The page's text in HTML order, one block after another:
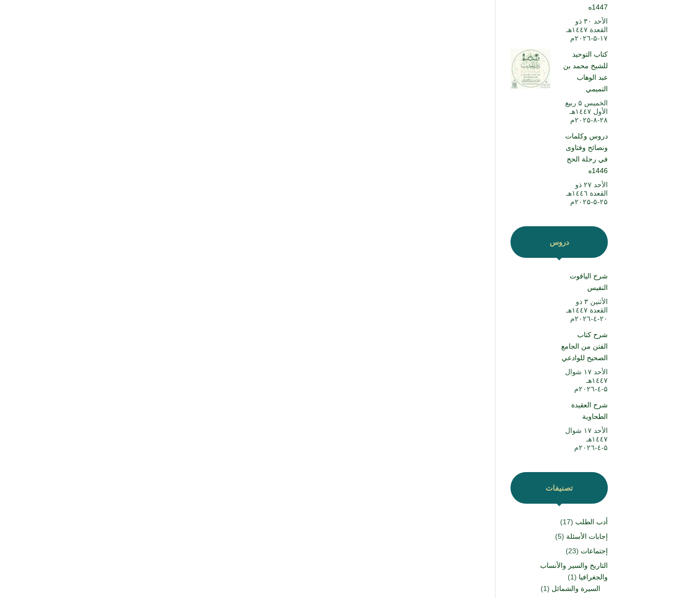
1447ه
الأحد ۳۰ ذو
القعدة ۱٤٤۷هـ
۱۷-۵-۲۰۲٦م
كتاب التوحيد
للشيخ محمد بن
عبد الوهاب
التميمي
الخميس ۵ ربيع
الأول ۱٤٤۷هـ
۲۸-۸-۲۰۲۵م
دروس وكلمات
ونصائح وفتاوى
في رحلة الحج
1446ه
الأحد ۲۷ ذو
القعدة ۱٤٤٦هـ
۲۵-۵-۲۰۲۵م
دروس
شرح الياقوت
النفيس
الأثنين ۳ ذو
القعدة ۱٤٤۷هـ
۲۰-٤-۲۰۲٦م
شرح كتاب
الفتن من الجامع
الصحيح للوادعي
الأحد ۱۷ شوال
۱٤٤۷هـ
۵-٤-۲۰۲٦م
شرح العقيدة
الطحاوية
الأحد ۱۷ شوال
۱٤٤۷هـ
۵-٤-۲۰۲٦م
تصنيفات
أدب الطلب (17)
إجابات الأسئلة (5)
إجتماعات (23)
التاريخ والسير والأنساب
والجغرافيا (1)
السيرة والشمائل (1)